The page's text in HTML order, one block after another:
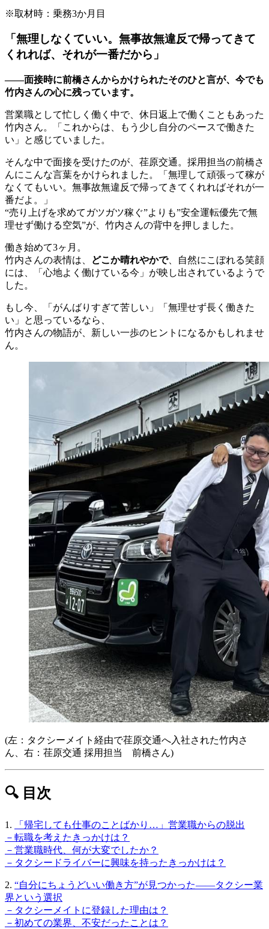
※取材時：乗務3か月目
「無理しなくていい。無事故無違反で帰ってきて
くれれば、それが一番だから」
——面接時に前橋さんからかけられたそのひと言が、今でも
竹内さんの心に残っています。
営業職として忙しく働く中で、休日返上で働くこともあった
竹内さん。「これからは、もう少し自分のペースで働きた
い」と感じていました。
そんな中で面接を受けたのが、荏原交通。採用担当の前橋さ
んにこんな言葉をかけられました。「無理して頑張って稼が
なくてもいい。無事故無違反で帰ってきてくれればそれが一
番だよ。」
“売り上げを求めてガツガツ稼ぐ”よりも”安全運転優先で無
理せず働ける空気”が、竹内さんの背中を押しました。
働き始めて3ヶ月。
竹内さんの表情は、
どこか晴れやかで、自然にこぼれる笑顔
には、「心地よく働けている今」が映し出されているようで
した。
もし今、「がんばりすぎて苦しい」「無理せず長く働きた
い」と思っているなら、
竹内さんの物語が、新しい一歩のヒントになるかもしれませ
ん。
(左：タクシーメイト経由で荏原交通へ入社された竹内さ
ん、右：荏原交通 採用担当 前橋さん)
🔍 目次
1.
「帰宅しても仕事のことばかり…」営業職からの脱出
－転職を考えたきっかけは？
－営業職時代、何が大変でしたか？
－タクシードライバーに興味を持ったきっかけは？
2. “自分にちょうどいい働き方”が見つかった——タクシー業
界という選択
－タクシーメイトに登録した理由は？
－初めての業界、不安だったことは？